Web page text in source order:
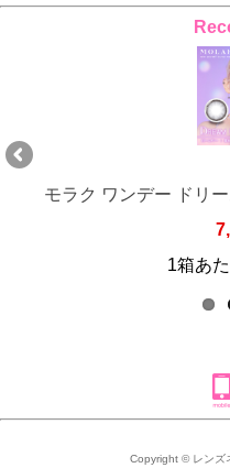
モラク ワンデー
1
Copyright © レンズ